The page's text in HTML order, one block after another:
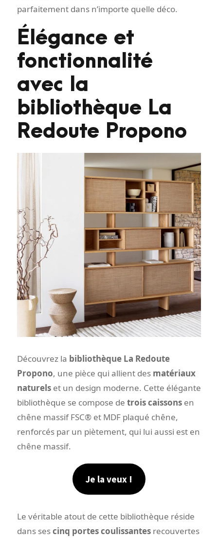
parfaitement dans n’importe quelle déco.
Élégance et
fonctionnalité
avec la
bibliothèque La
Redoute Propono
Découvrez la bibliothèque La Redoute
Propono, une pièce qui allient des matériaux
naturels et un design moderne. Cette élégante
bibliothèque se compose de trois caissons en
chêne massif FSC® et MDF plaqué chêne,
renforcés par un piètement, qui lui aussi est en
chêne massif.
Je la veux !
Le véritable atout de cette bibliothèque réside
dans sescinq portes coulissantes recouvertes